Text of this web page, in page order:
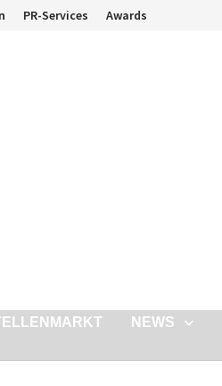
PR-Services Awards
NEWS